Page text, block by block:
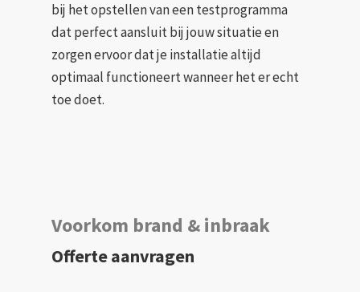
bij het opstellen van een testprogramma
dat perfect aansluit bij jouw situatie en
zorgen ervoor dat je installatie altijd
optimaal functioneert wanneer het er echt
toe doet.
Voorkom brand & inbraak
Offerte aanvragen